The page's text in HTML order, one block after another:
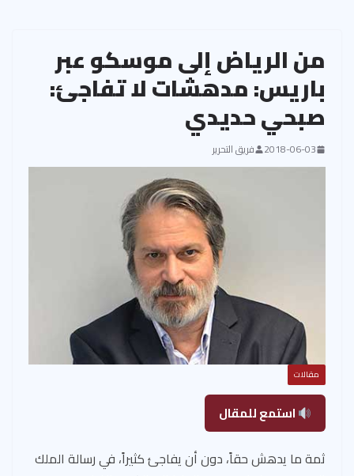
من الرياض إلى موسكو عبر
باريس: مدهشات لا تفاجئ:
صبحي حديدي
2018-06-03 فريق التحرير
مقالات
استمع للمقال
ثمة ما يدهش حقاً، دون أن يفاجئ كثيراً، في رسالة الملك